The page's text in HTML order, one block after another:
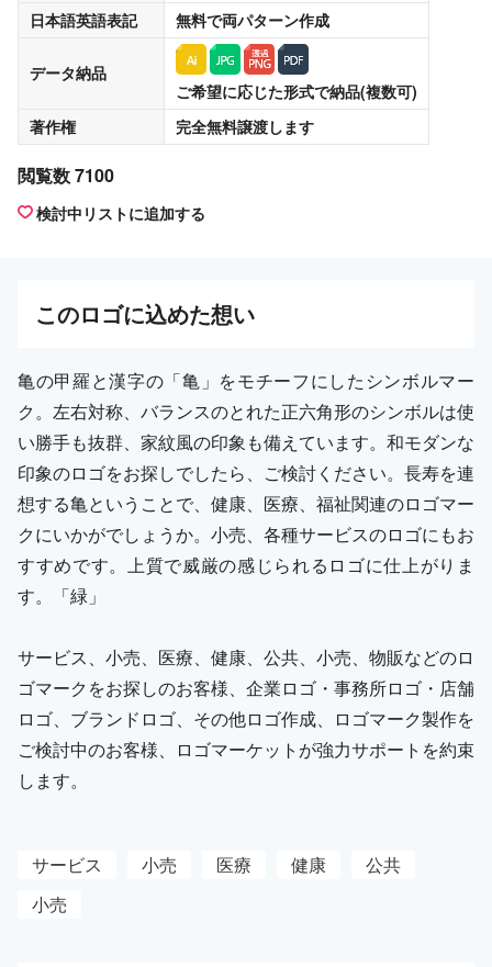
日本語英語表記
無料で両パターン作成
データ納品
ご希望に応じた形式で納品(複数可)
著作権
完全無料譲渡します
閲覧数 7100
検討中リストに追加する
このロゴに込めた想い
亀の甲羅と漢字の「亀」をモチーフにしたシンボルマー
ク。左右対称、バランスのとれた正六角形のシンボルは使
い勝手も抜群、家紋風の印象も備えています。和モダンな
印象のロゴをお探しでしたら、ご検討ください。長寿を連
想する亀ということで、健康、医療、福祉関連のロゴマー
クにいかがでしょうか。小売、各種サービスのロゴにもお
すすめです。上質で威厳の感じられるロゴに仕上がりま
す。「緑」
サービス、小売、医療、健康、公共、小売、物販などのロ
ゴマークをお探しのお客様、企業ロゴ・事務所ロゴ・店舗
ロゴ、ブランドロゴ、その他ロゴ作成、ロゴマーク製作を
ご検討中のお客様、ロゴマーケットが強力サポートを約束
します。
サービス 小売 医療 健康
公共
小売